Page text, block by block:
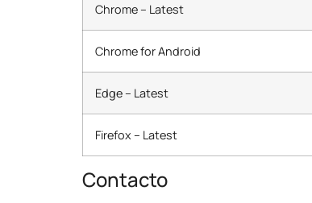
Chrome – Latest
Chrome for Android
Edge – Latest
Firefox – Latest
Contacto